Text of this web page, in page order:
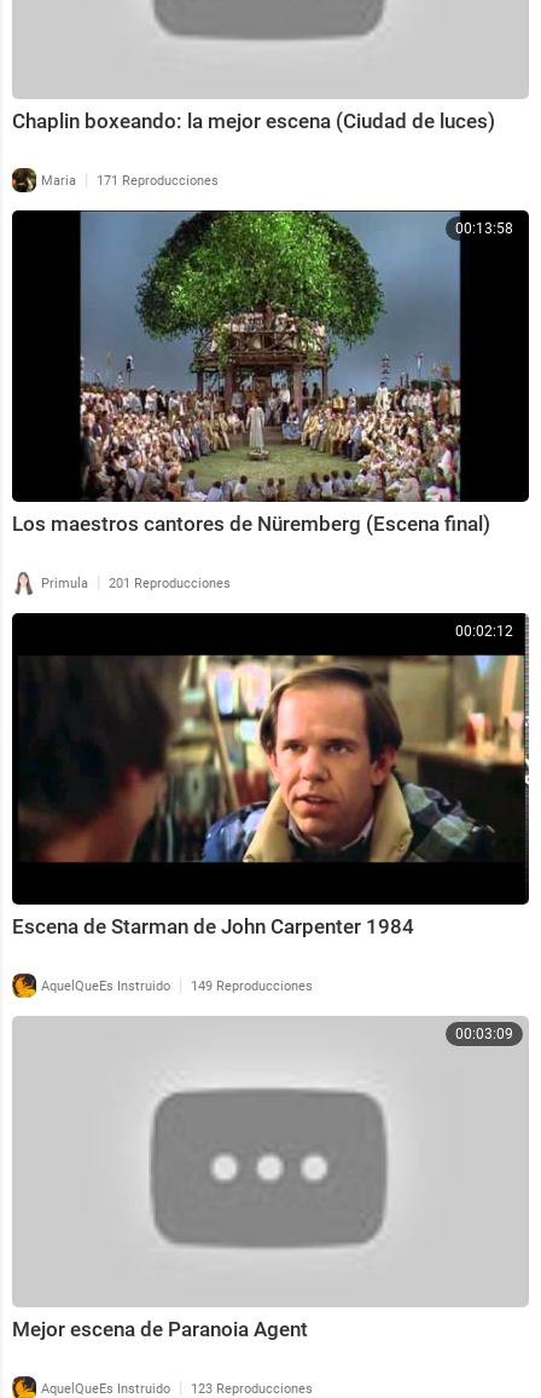
Chaplin boxeando: la mejor escena (Ciudad de luces)
Maria | 171 Reproducciones
00:13:58
Los maestros cantores de Nüremberg (Escena final)
Primula | 201 Reproducciones
00:02:12
Escena de Starman de John Carpenter 1984
AquelQueEs Instruido | 149 Reproducciones
00:03:09
Mejor escena de Paranoia Agent
AquelQueEs Instruido | 123 Reproducciones